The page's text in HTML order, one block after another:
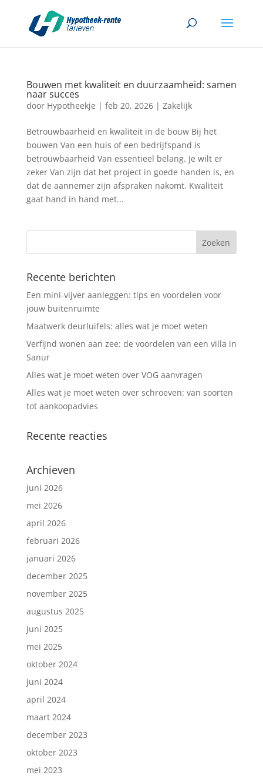
Bouwen met kwaliteit en duurzaamheid: samen
naar succes
door Hypotheekje | feb 20, 2026| Zakelijk
Betrouwbaarheid en kwaliteit in de bouw Bij het
bouwen Van een huis of een bedrijfspand is
betrouwbaarheid Van essentieel belang. Je wilt er
zeker Van zijn dat het project in goede handen is, en
dat de aannemer zijn afspraken nakomt. Kwaliteit
gaat hand in hand met...
Recente berichten
Een mini-vijver aanleggen: tips en voordelen voor
jouw buitenruimte
Maatwerk deurluifels: alles wat je moet weten
Verfijnd wonen aan zee: de voordelen van een villa in
Sanur
Alles wat je moet weten over VOG aanvragen
Alles wat je moet weten over schroeven: van soorten
tot aankoopadvies
Recente reacties
Archieven
juni 2026
mei 2026
april 2026
februari 2026
januari 2026
december 2025
november 2025
augustus 2025
juni 2025
mei 2025
oktober 2024
juni 2024
april 2024
maart 2024
december 2023
oktober 2023
mei 2023